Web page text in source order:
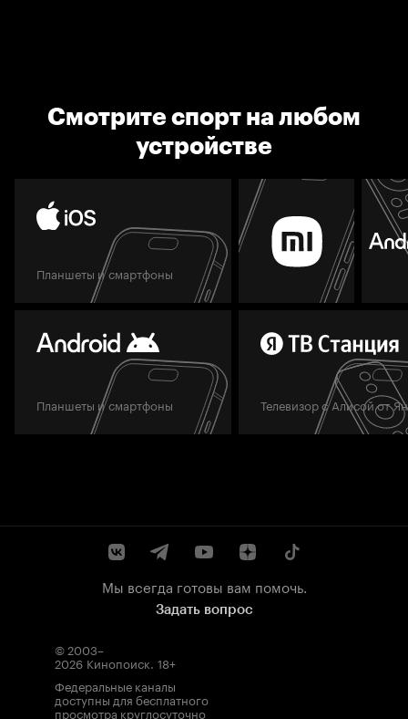
Смотрите спорт на любом
устройстве
Планшеты и смартфоны
Планшеты и смартфоны Телевизор с Алисой от
Мы всегда готовы вам помочь.
Задать вопрос
© 2003–
2026 Кинопоиск. 18+
Федеральные каналы
доступны для бесплатного
просмотра круглосуточно